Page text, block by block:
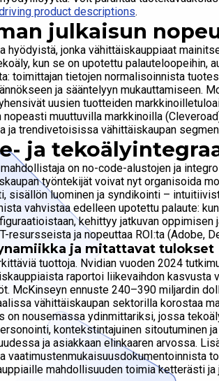
product descriptions.
julkaisun
hyödyistä, jonka vähittäiskauppiaat
kun se on upotettu palauteloopeihin,
toimittajan tietojen normalisoinnista
ja sääntelyyn mukauttamiseen.
uusien tuotteiden
muuttuvilla markkinoilla
ja trendivetoisissa vähittäiskaupan
ja
on no-code-alustojen ja
työntekijät voivat nyt organisoida
sisällön luominen ja syndikointi –
vahvistaa edelleen upotettu palaute:
kehittyy jatkuvan
resursseista ja nopeuttaa ROI:ta (Adobe,
ja mitattavat tulokset
tuottoja. Nvidian vuoden 2024
raportoi liikevaihdon kasvusta
McKinseyn ennuste 240–390 miljardin
vähittäiskaupan sektorilla korostaa
on nousemassa ydinmittariksi, jossa
kontekstintajuinen sitoutuminen
ja asiakkaan elinkaaren arvossa.
vaatimustenmukaisuusdokumentoinnista
mahdollisuuden toimia ketterästi